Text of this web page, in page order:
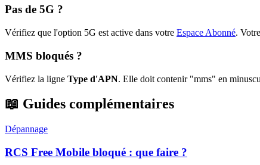
Pas de 5G ?
Vérifiez que l'option 5G est active dans votre Espace Abonné.
MMS bloqués ?
Vérifiez la ligne Type d'APN. Elle doit contenir "mms" en
📖 Guides complémentaires
Dépannage
RCS Free Mobile bloqué : que faire ?